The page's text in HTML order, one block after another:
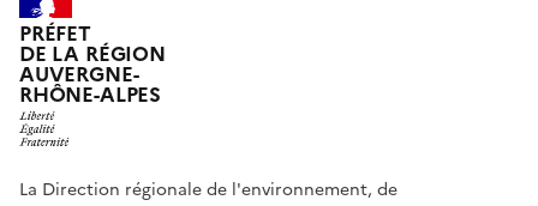
PRÉFET
DE LA RÉGION
AUVERGNE-
RHÔNE-ALPES
La Direction régionale de l'environnement, de